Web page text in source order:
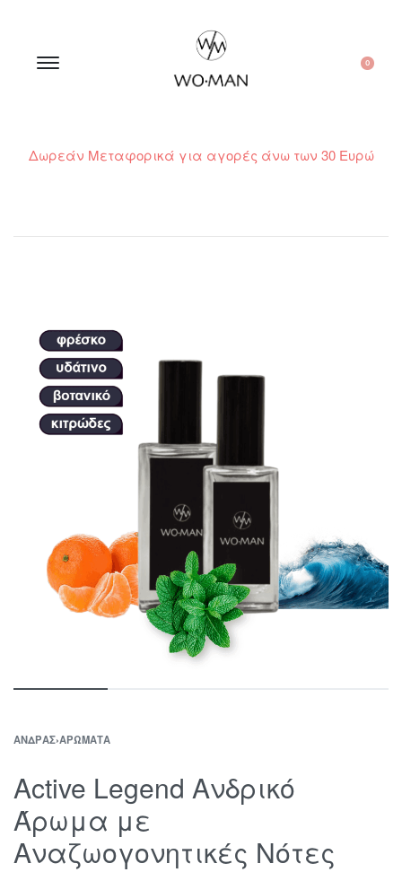
0
Δωρεάν Μεταφορικά για αγορές άνω των 30 Ευρώ
ΆΝΔΡΑΣ›ΑΡΏΜΑΤΑ
Active Legend Ανδρικό
Άρωμα με
Αναζωογονητικές Νότες